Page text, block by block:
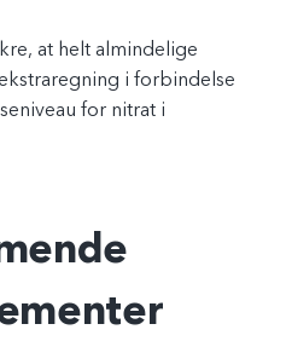
at helt almindelige
i forbindelse
for nitrat i